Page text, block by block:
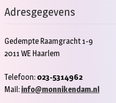
Adresgegevens
Gedempte Raamgracht 1-9
2011 WE Haarlem
Telefoon: 023-5314962
Mail: info@monnikendam.nl